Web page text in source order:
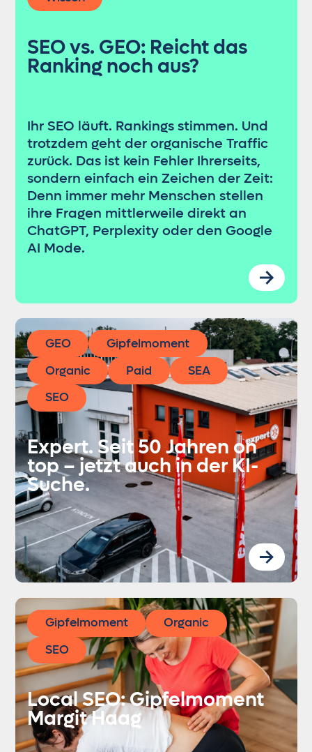
SEO vs. GEO: Reicht das
Ranking noch aus?
Ihr SEO läuft. Rankings stimmen. Und
trotzdem geht der organische Traffic
zurück. Das ist kein Fehler Ihrerseits,
sondern einfach ein Zeichen der Zeit:
Denn immer mehr Menschen stellen
ihre Fragen mittlerweile direkt an
ChatGPT, Perplexity oder den Google
AI Mode.
GEO
Gipfelmoment
Organic
Paid
SEA
SEO
Expert. Seit 50 Jahren on
top – jetzt auch in der KI-
Suche.
Gipfelmoment
Organic
SEO
Local SEO: Gipfelmoment
Margit Haag